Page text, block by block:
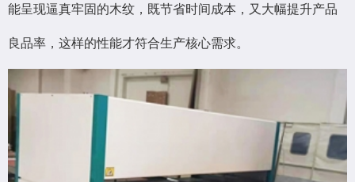
能呈现逼真牢固的木纹，既节省时间成本，又大幅提升产品
良品率，这样的性能才符合生产核心需求。